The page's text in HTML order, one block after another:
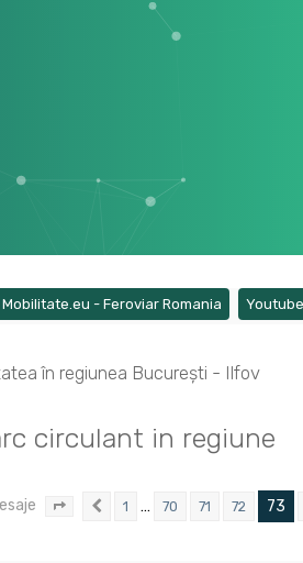
a new tab)
Mobilitate.eu - Feroviar Romania(Opens a
Youtube
în regiunea București - Ilfov
circulant in regiune
Pagina 73 din74
Anterior
1 … 70 71 72 73